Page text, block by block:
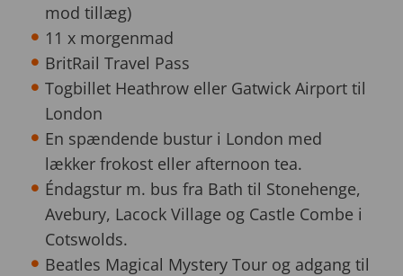
mod tillæg)
11 x morgenmad
BritRail Travel Pass
Togbillet Heathrow eller Gatwick Airport til
London
En spændende bustur i London med
lækker frokost eller afternoon tea.
Éndagstur m. bus fra Bath til Stonehenge,
Avebury, Lacock Village og Castle Combe i
Cotswolds.
Beatles Magical Mystery Tour og adgang til